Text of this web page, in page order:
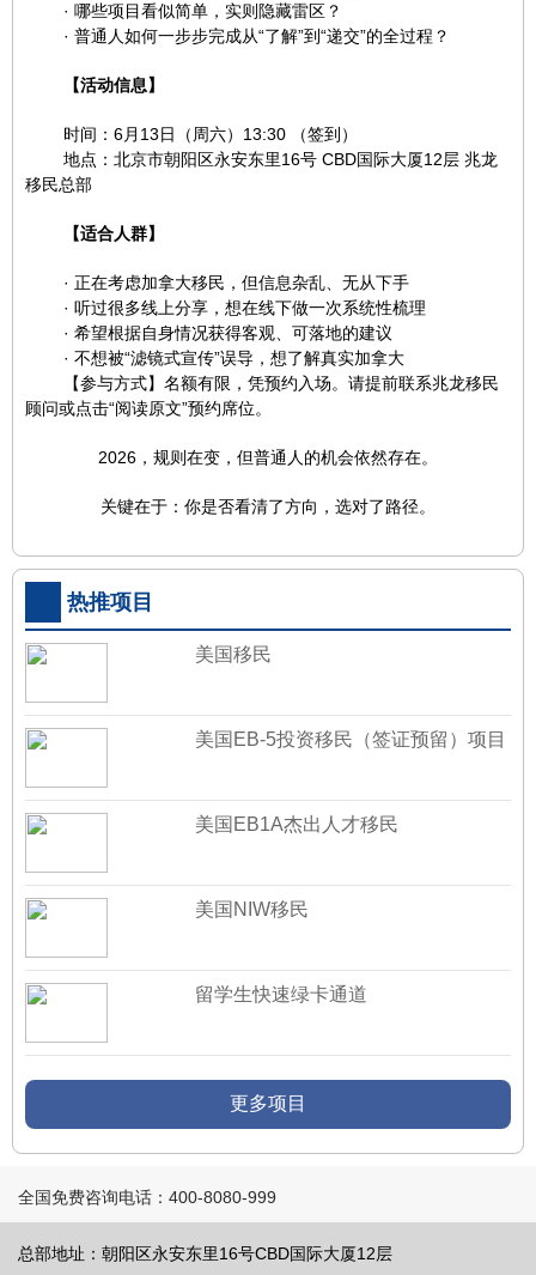
· 哪些项目看似简单，实则隐藏雷区？
· 普通人如何一步步完成从“了解”到“递交”的全过程？
【活动信息】
时间：6月13日（周六）13:30 （签到）
地点：北京市朝阳区永安东里16号 CBD国际大厦12层 兆龙
移民总部
【适合人群】
· 正在考虑加拿大移民，但信息杂乱、无从下手
· 听过很多线上分享，想在线下做一次系统性梳理
· 希望根据自身情况获得客观、可落地的建议
· 不想被“滤镜式宣传”误导，想了解真实加拿大
【参与方式】名额有限，凭预约入场。请提前联系兆龙移民
顾问或点击“阅读原文”预约席位。
2026，规则在变，但普通人的机会依然存在。
关键在于：你是否看清了方向，选对了路径。
热推项目
美国移民
美国EB-5投资移民（签证预留）项目
美国EB1A杰出人才移民
美国NIW移民
留学生快速绿卡通道
更多项目
全国免费咨询电话：400-8080-999
总部地址：朝阳区永安东里16号CBD国际大厦12层